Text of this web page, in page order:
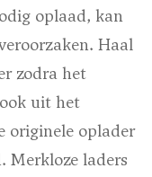
oplaad, kan
Haal
zodra het
uit het
originele oplader
Merkloze laders